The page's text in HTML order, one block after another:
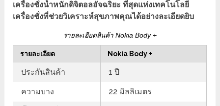
เครื่องชั่งน้ำหนักดิจิตอลอัจฉริยะ ที่สุดแห่งเทคโนโลยี
เครื่องชั่งที่ช่วยวิเคราะห์สุขภาพคุณได้อย่างละเอียดยิบ
รายละเอียดสินค้า Nokia Body +
รายละเอียด Nokia Body +
ประกันสินค้า 1 ปี
ความบาง 22 มิลลิเมตร